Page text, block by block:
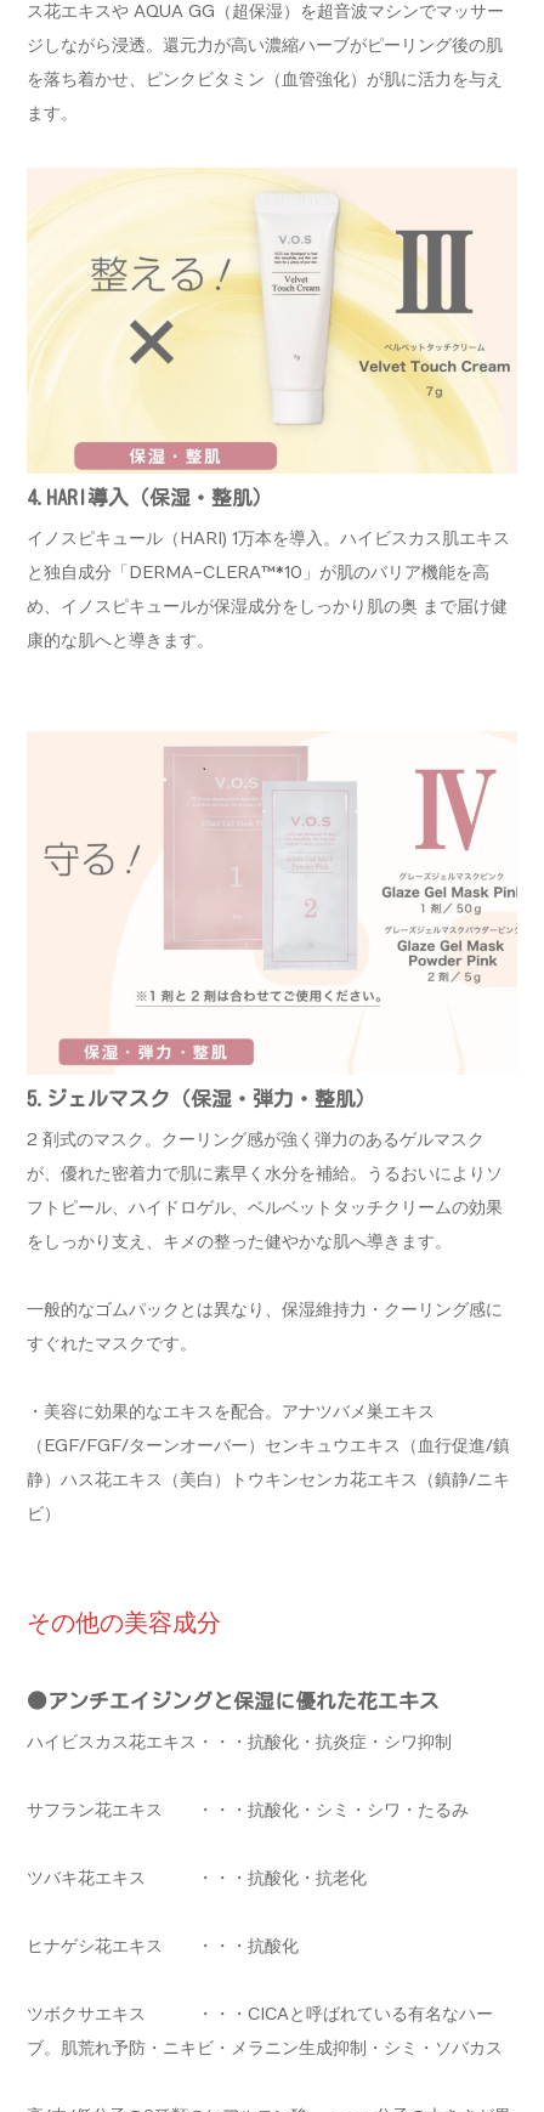
ス花エキスや AQUA GG（超保湿）を超音波マシンでマッサー
ジしながら浸透。還元力が高い濃縮ハーブがピーリング後の肌
を落ち着かせ、ピンクビタミン（血管強化）が肌に活力を与え
ます。
4. HARI導入（保湿・整肌）
イノスピキュール（HARI) 1万本を導入。ハイビスカス肌エキス
と独自成分「DERMA-CLERA™*10」が肌のバリア機能を高
め、イノスピキュールが保湿成分をしっかり肌の奥 まで届け健
康的な肌へと導きます。
5.ジェルマスク（保湿・弾力・整肌）
2 剤式のマスク。クーリング感が強く弾力のあるゲルマスク
が、優れた密着力で肌に素早く水分を補給。うるおいによりソ
フトピール、ハイドロゲル、ベルベットタッチクリームの効果
をしっかり支え、キメの整った健やかな肌へ導きます。
一般的なゴムパックとは異なり、保湿維持力・クーリング感に
すぐれたマスクです。
・美容に効果的なエキスを配合。アナツバメ巣エキス
（EGF/FGF/ターンオーバー）センキュウエキス（血行促進/鎮
静）ハス花エキス（美白）トウキンセンカ花エキス（鎮静/ニキ
ビ）
その他の美容成分
●アンチエイジングと保湿に優れた花エキス
ハイビスカス花エキス・・・抗酸化・抗炎症・シワ抑制
サフラン花エキス ・・・抗酸化・シミ・シワ・たるみ
ツバキ花エキス ・・・抗酸化・抗老化
ヒナゲシ花エキス ・・・抗酸化
ツボクサエキス ・・・CICAと呼ばれている有名なハー
ブ。肌荒れ予防・ニキビ・メラニン生成抑制・シミ・ソバカス